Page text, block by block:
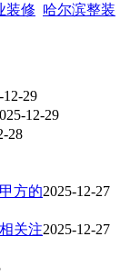
装修 哈尔滨整装
12-29
12-29
28
方的2025-12-27
关注2025-12-27